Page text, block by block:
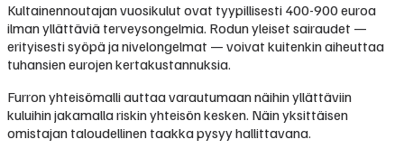
Kultainennoutajan vuosikulut ovat tyypillisesti 400-900 euroa
ilman yllättäviä terveysongelmia. Rodun yleiset sairaudet —
erityisesti syöpä ja nivelongelmat — voivat kuitenkin aiheuttaa
tuhansien eurojen kertakustannuksia.
Furron yhteisömalli auttaa varautumaan näihin yllättäviin
kuluihin jakamalla riskin yhteisön kesken. Näin yksittäisen
omistajan taloudellinen taakka pysyy hallittavana.